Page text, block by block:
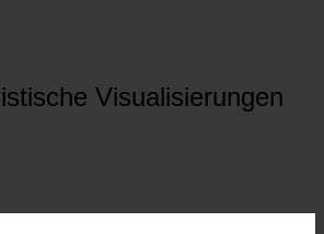
Visualisierungen